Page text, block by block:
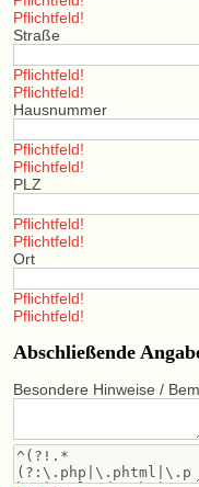
Pflichtfeld!
Straße
Pflichtfeld!
Pflichtfeld!
Hausnummer
Pflichtfeld!
Pflichtfeld!
PLZ
Pflichtfeld!
Pflichtfeld!
Ort
Pflichtfeld!
Pflichtfeld!
Abschließende
Besondere Hinweise /